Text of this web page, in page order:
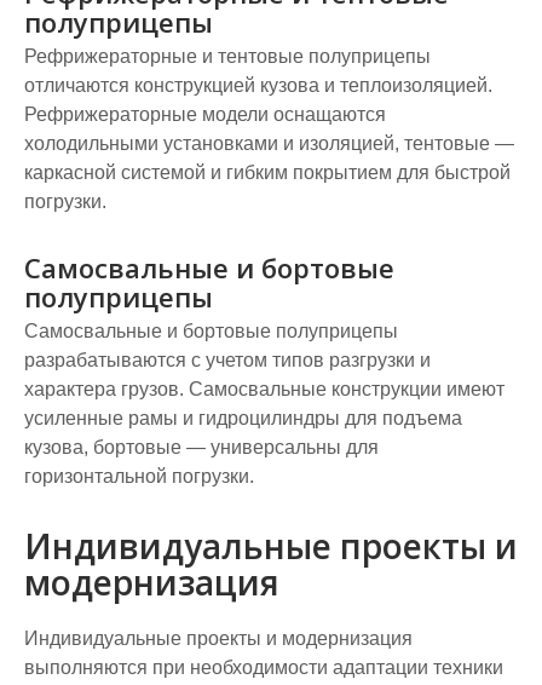
полуприцепы
Рефрижераторные и тентовые полуприцепы
отличаются конструкцией кузова и теплоизоляцией.
Рефрижераторные модели оснащаются
холодильными установками и изоляцией, тентовые —
каркасной системой и гибким покрытием для быстрой
погрузки.
Самосвальные и бортовые
полуприцепы
Самосвальные и бортовые полуприцепы
разрабатываются с учетом типов разгрузки и
характера грузов. Самосвальные конструкции имеют
усиленные рамы и гидроцилиндры для подъема
кузова, бортовые — универсальны для
горизонтальной погрузки.
Индивидуальные проекты и
модернизация
Индивидуальные проекты и модернизация
выполняются при необходимости адаптации техники